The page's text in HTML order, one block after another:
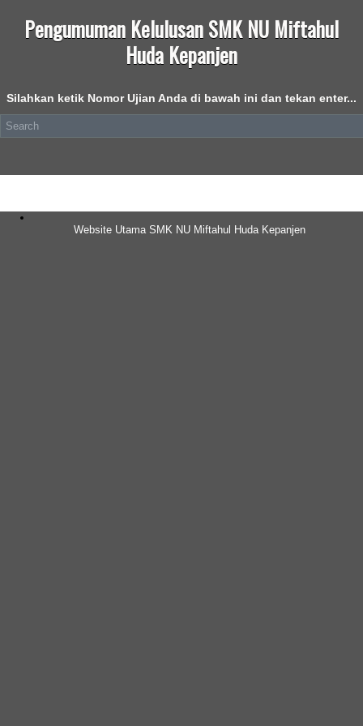
Pengumuman Kelulusan SMK NU Miftahul
Huda Kepanjen
Silahkan ketik Nomor Ujian Anda di bawah ini dan tekan enter...
Website Utama SMK NU Miftahul Huda Kepanjen